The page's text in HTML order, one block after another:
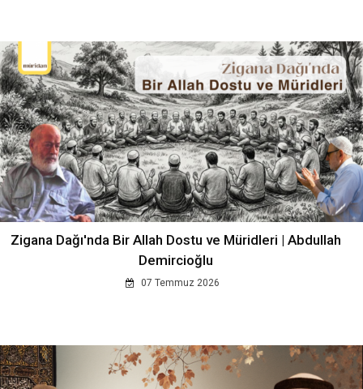
Zigana Dağı'nda Bir Allah Dostu ve Müridleri | Abdullah
Demircioğlu
07 Temmuz 2026